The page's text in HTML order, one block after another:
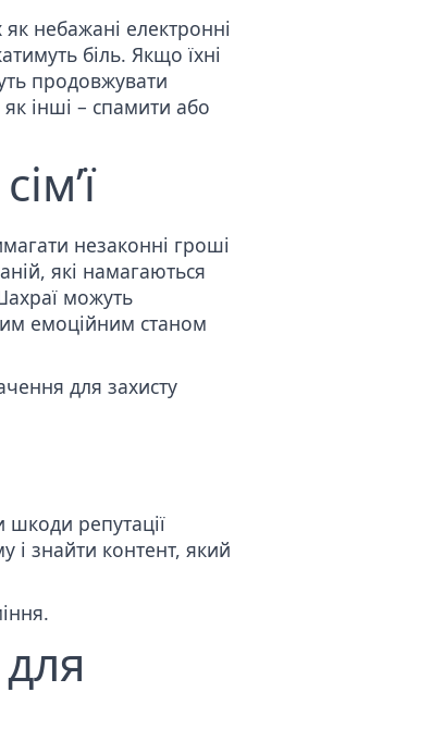
небажані електронні
біль. Якщо їхні
продовжувати
інші – спамити або
незаконні гроші
які намагаються
можуть
емоційним станом
для захисту
шкоди репутації
і знайти контент, який